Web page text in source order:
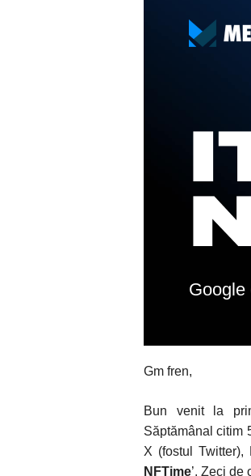
Google
Gm fren,
Bun venit la
Săptămânal citim
X (fostul
NFTime’. Zeci de